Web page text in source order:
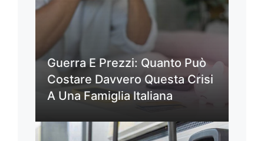
Guerra E Prezzi: Quanto Può
Costare Davvero Questa Crisi
A Una Famiglia Italiana